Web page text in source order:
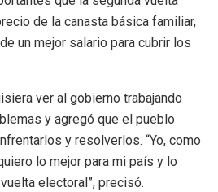
de la canasta básica familiar,
un mejor salario para cubrir los
ver al gobierno trabajando
y agregó que el pueblo
y resolverlos. “Yo, como
lo mejor para mi país y lo
electoral”, precisó.